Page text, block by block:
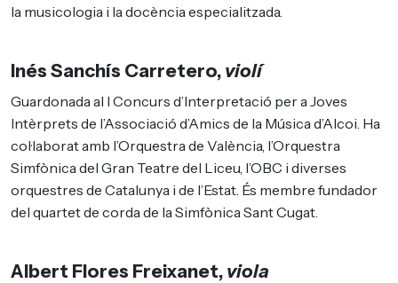
la musicologia i la docència especialitzada.
Inés Sanchís Carretero, violí
Guardonada al I Concurs d’Interpretació per a Joves
Intèrprets de l’Associació d’Amics de la Música d’Alcoi. Ha
col·laborat amb l’Orquestra de València, l’Orquestra
Simfònica del Gran Teatre del Liceu, l’OBC i diverses
orquestres de Catalunya i de l’Estat. És membre fundador
del quartet de corda de la Simfònica Sant Cugat.
Albert Flores Freixanet, viola